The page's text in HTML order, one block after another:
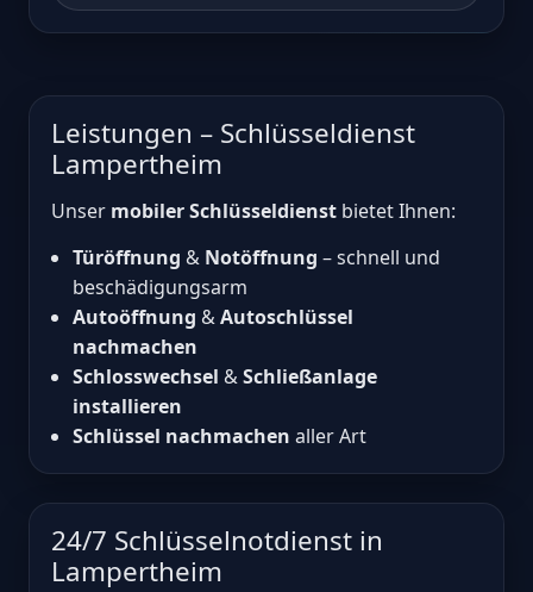
Leistungen – Schlüsseldienst
Lampertheim
Unser mobiler Schlüsseldienst bietet Ihnen:
Türöffnung & Notöffnung – schnell und
beschädigungsarm
Autoöffnung &Autoschlüssel
nachmachen
Schlosswechsel &Schließanlage
installieren
Schlüssel nachmachen aller Art
24/7 Schlüsselnotdienst in
Lampertheim